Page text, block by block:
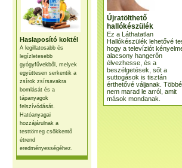
Haslaposító koktél
A legillatosabb és
legízletesebb
gyógyfűvekből, melyek
együttesen serkentik a
zsírok zsírsavakra
bomlását és a
tápanyagok
felszívódását.
Hatóanyagai
hozzájárulnak a
testtömeg csökkentő
étrend
eredményességéhez.
Újratölthető
hallókészülék
Ez a Láthatatlan
Hallókészülék lehetővé
hogy a televíziót
alacsony hangerőn
élvezhesse, és a
beszélgetések, sőt a
suttogások is tisztán
érthetővé váljanak. Többé
nem marad le arról, amit
mások mondanak.